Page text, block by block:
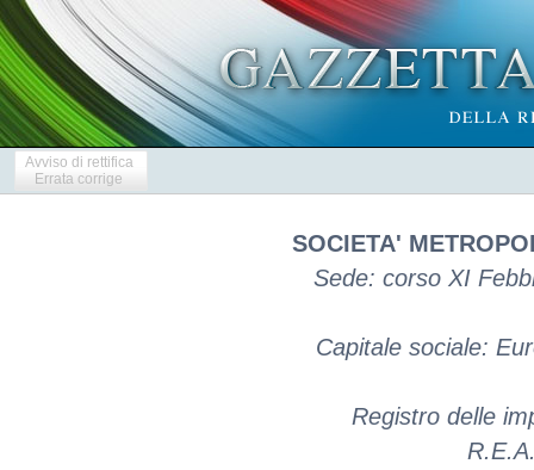
Avviso di rettifica
Errata corrige
SOCIETA'
Sede: corso XI
Capitale sociale:
Registro delle